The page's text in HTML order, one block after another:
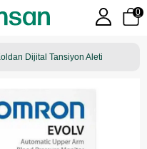
0
Dijital Tansiyon Aleti